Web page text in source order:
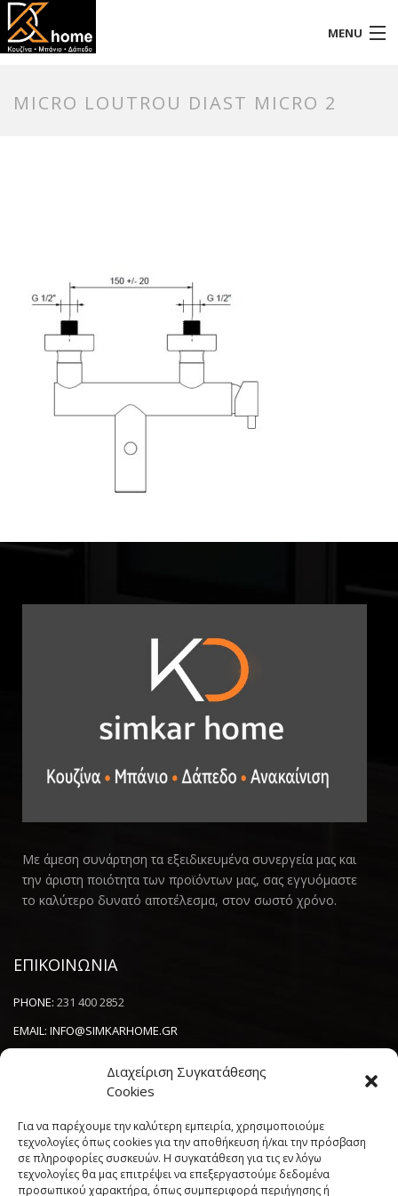
Διαχείριση Συγκατάθεσης
Cookies
Για να παρέχουμε την καλύτερη εμπειρία, χρησιμοποιούμε
τεχνολογίες όπως cookies για την αποθήκευση ή/και την πρόσβαση
σε πληροφορίες συσκευών. Η συγκατάθεση για τις εν λόγω
τεχνολογίες θα μας επιτρέψει να επεξεργαστούμε δεδομένα
προσωπικού χαρακτήρα, όπως συμπεριφορά περιήγησης ή
MENU
MICRO LOUTROU DIAST MICRO 2
Με άμεση συνάρτηση τα εξειδικευμένα συνεργεία μας και
την άριστη ποιότητα των προϊόντων μας, σας εγγυόμαστε
το καλύτερο δυνατό αποτέλεσμα, στον σωστό χρόνο.
ΕΠΙΚΟΙΝΩΝΙΑ
PHONE: 231 400 2852
EMAIL: INFO@SIMKARHOME.GR
NEWSLETTER
----------------------